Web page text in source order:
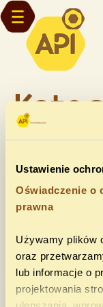
Ustawienie
Oświadczenie o
prawna
Używamy plików
oraz
lub informacje o
projektowania
It seems we can't